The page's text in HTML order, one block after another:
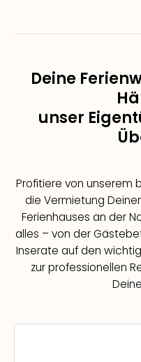
Deine
unser
Profitiere von unserem
die Vermietung
Ferienhauses an der
alles – von der
Inserate auf den
zur professionellen